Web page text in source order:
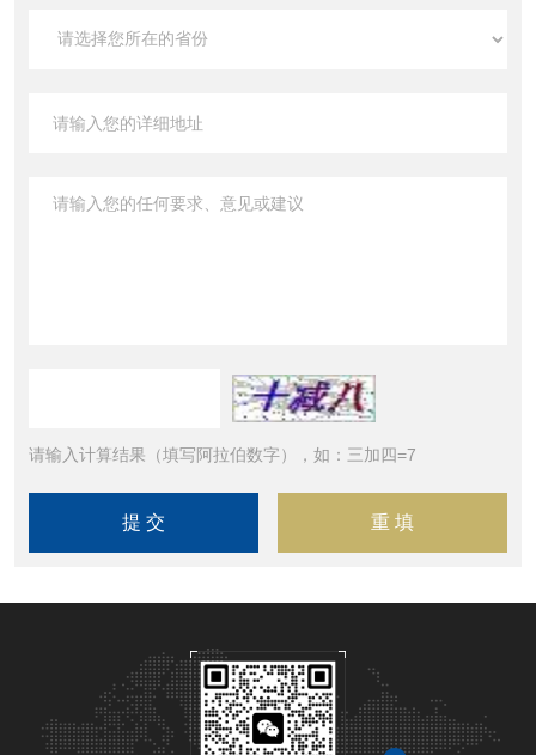
请输入计算结果（填写阿拉伯数字），如：三加四=7